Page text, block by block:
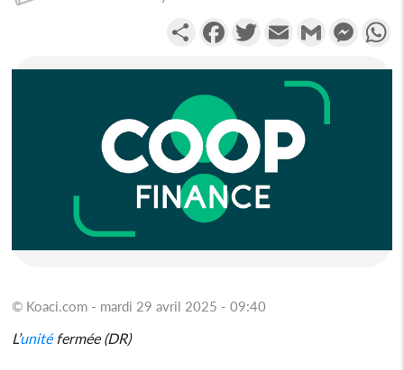
PartagerFacebookTwitterEmail Gmail
© Koaci.com - mardi 29 avril 2025 - 09:40
L’unitéfermée (DR)